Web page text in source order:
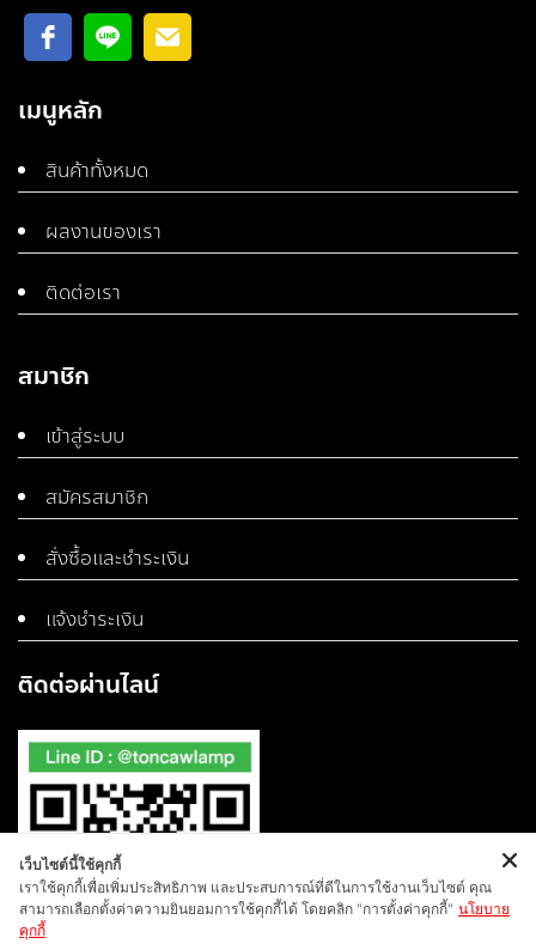
เมนูหลัก
สินค้าทั้งหมด
ผลงานของเรา
ติดต่อเรา
สมาชิก
เข้าสู่ระบบ
สมัครสมาชิก
สั่งซื้อและชำระเงิน
แจ้งชำระเงิน
ติดต่อผ่านไลน์
เว็บไซต์นี้ใช้คุกกี้
เราใช้คุกกี้เพื่อเพิ่มประสิทธิภาพ และประสบการณ์ที่ดีในการใช้งานเว็บไซต์ คุณ
สามารถเลือกตั้งค่าความยินยอมการใช้คุกกี้ได้ โดยคลิก "การตั้งค่าคุกกี้" นโยบาย
คุกกี้